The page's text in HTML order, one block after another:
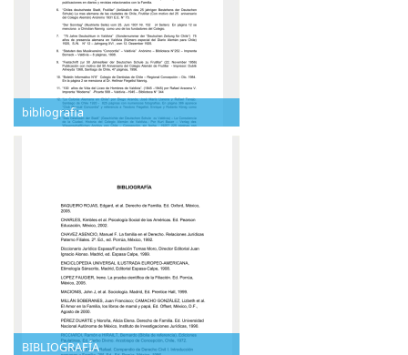
bibliografia
BIBLIOGRAFÍA